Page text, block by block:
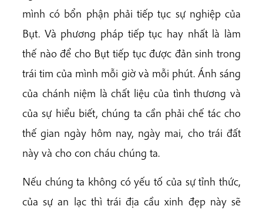
mình có bổn phận phải tiếp tục sự nghiệp của
Bụt. Và phương pháp tiếp tục hay nhất là làm
thế nào để cho Bụt tiếp tục được đản sinh trong
trái tim của mình mỗi giờ và mỗi phút. Ánh sáng
của chánh niệm là chất liệu của tình thương và
của sự hiểu biết, chúng ta cần phải chế tác cho
thế gian ngày hôm nay, ngày mai, cho trái đất
này và cho con cháu chúng ta.
Nếu chúng ta không có yếu tố của sự tỉnh thức,
của sự an lạc thì trái địa cầu xinh đẹp này sẽ